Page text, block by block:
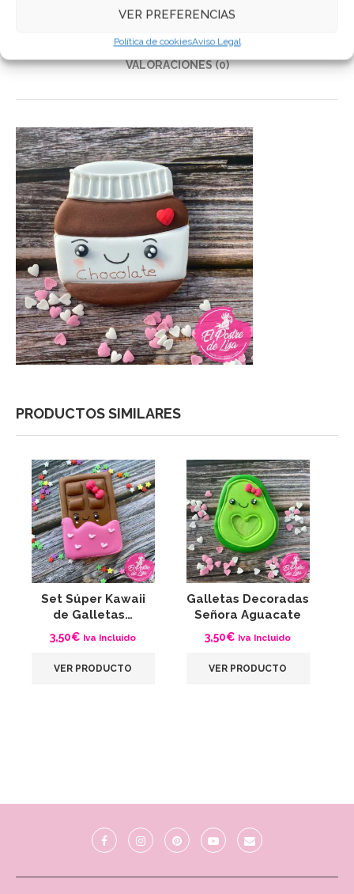
VER PREFERENCIAS
Política de cookiesAviso Legal
DESCRIPCIÓN
INFORMACIÓN ADICIONAL
VALORACIONES (0)
PRODUCTOS SIMILARES
Set Súper Kawaii
de Galletas…
3,50€ Iva Incluido
VER PRODUCTO
Galletas Decoradas
Señora Aguacate
3,50€ Iva Incluido
VER PRODUCTO